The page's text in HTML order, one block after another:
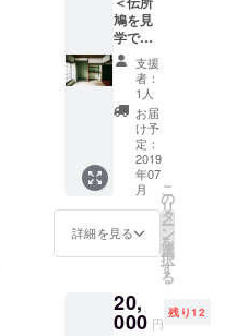
をご記
入くだ
さい。
記入の
ない場
合は
CAMPF
IREの
ユー
ザー名
を掲載
いたし
ご了承
くださ
ー伝
所鳩オ
リジナ
ルス
テッ
カー×3
※画像は
イメー
ジで
す。 ※
内容が
変更に
合があ
りま
のお色
などは
川醸造
のおか
ず味噌
（石川
県能登
町）
ーた
じまの
お塩
（兵庫
県豊岡
市）
ー伝
所鳩オ
カー×3
※画像は
に名前
を1年間
掲載さ
せてい
ただき
ます。
・お礼
のメー
ルに加
えて、
下記を
お届け
しま
す。
2kg（千
葉県多
古町）
鳩を見
学で応
援コー
ス＞ ・
伝所鳩
から感
謝の気
持ちが
メール
で届き
ます。
・ウェ
ブ
（https:
//densh
okyo）
に名前
支援
者：
1人
お届
け予
定：
2019
年07
月
詳細を見る
こ
の
リ
タ
ー
ン
を
選
択
す
る
20,
000 円
残り12